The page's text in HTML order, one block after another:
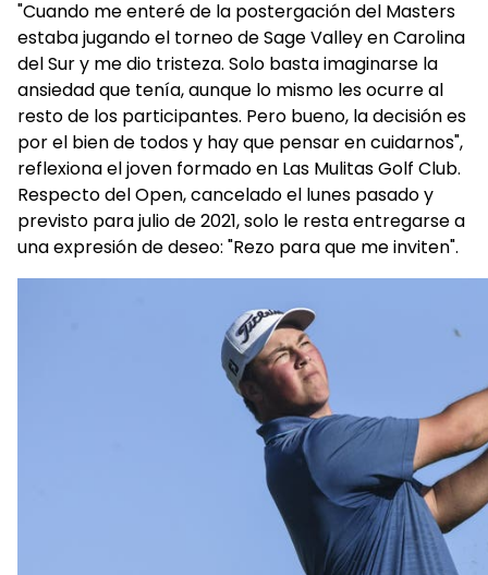
"Cuando me enteré de la postergación del Masters
estaba jugando el torneo de Sage Valley en Carolina
del Sur y me dio tristeza. Solo basta imaginarse la
ansiedad que tenía, aunque lo mismo les ocurre al
resto de los participantes. Pero bueno, la decisión es
por el bien de todos y hay que pensar en cuidarnos",
reflexiona el joven formado en Las Mulitas Golf Club.
Respecto del Open, cancelado el lunes pasado y
previsto para julio de 2021, solo le resta entregarse a
una expresión de deseo: "Rezo para que me inviten".